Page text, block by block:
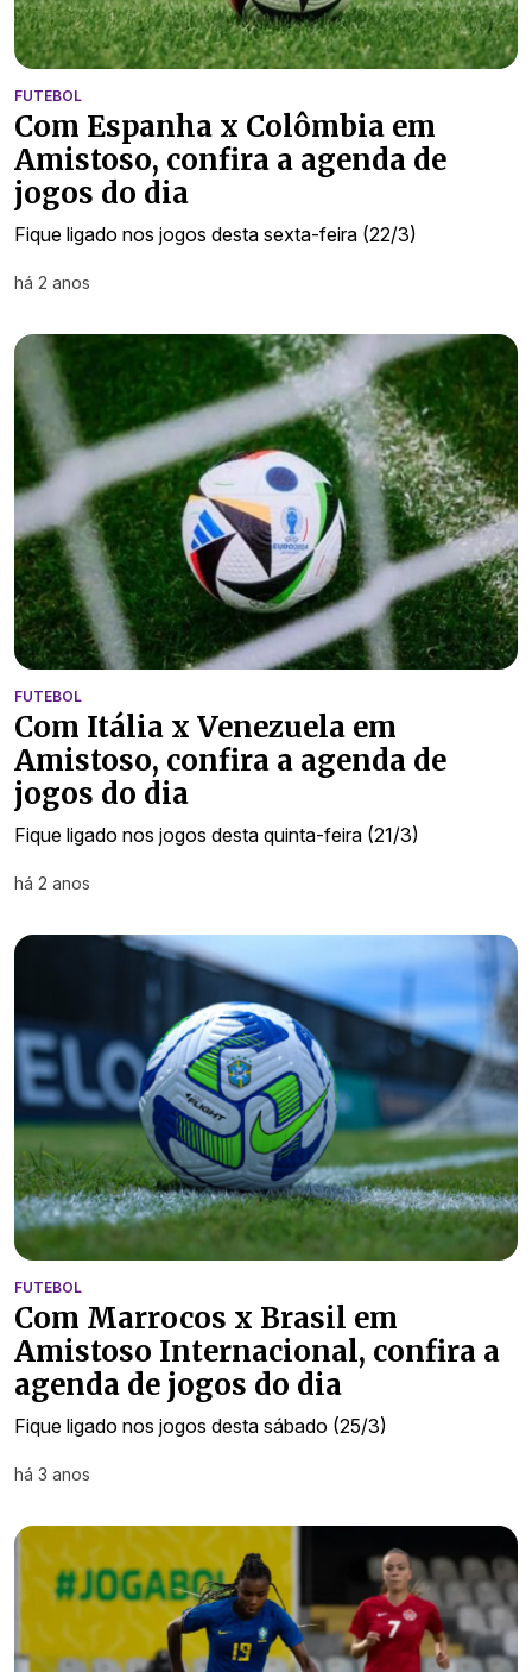
FUTEBOL
Com Espanha x Colômbia em
Amistoso, confira a agenda de
jogos do dia
Fique ligado nos jogos desta sexta-feira (22/3)
há 2 anos
FUTEBOL
Com Itália x Venezuela em
Amistoso, confira a agenda de
jogos do dia
Fique ligado nos jogos desta quinta-feira (21/3)
há 2 anos
FUTEBOL
Com Marrocos x Brasil em
Amistoso Internacional, confira a
agenda de jogos do dia
Fique ligado nos jogos desta sábado (25/3)
há 3 anos